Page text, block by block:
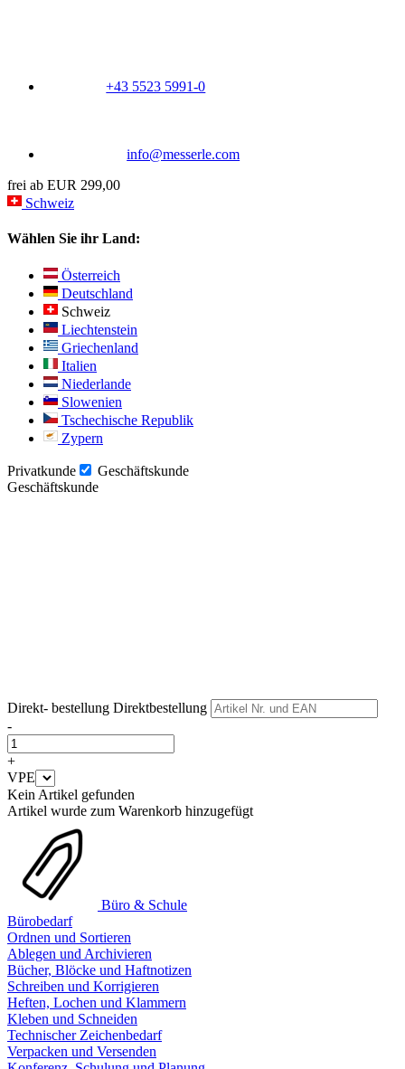
+43 5523 5991-0
info@messerle.com
frei ab EUR 299,00
Schweiz
Wählen Sie ihr Land:
Österreich
Deutschland
Schweiz
Liechtenstein
Griechenland
Italien
Niederlande
Slowenien
Tschechische Republik
Zypern
Privatkunde
Geschäftskunde
Geschäftskunde
Direkt- bestellung Direktbestellung
-
+
VPE
Kein Artikel gefunden
Artikel wurde zum Warenkorb hinzugefügt
Büro & Schule
Bürobedarf
Ordnen und Sortieren
Ablegen und Archivieren
Bücher, Blöcke und Haftnotizen
Schreiben und Korrigieren
Heften, Lochen und Klammern
Kleben und Schneiden
Technischer Zeichenbedarf
Verpacken und Versenden